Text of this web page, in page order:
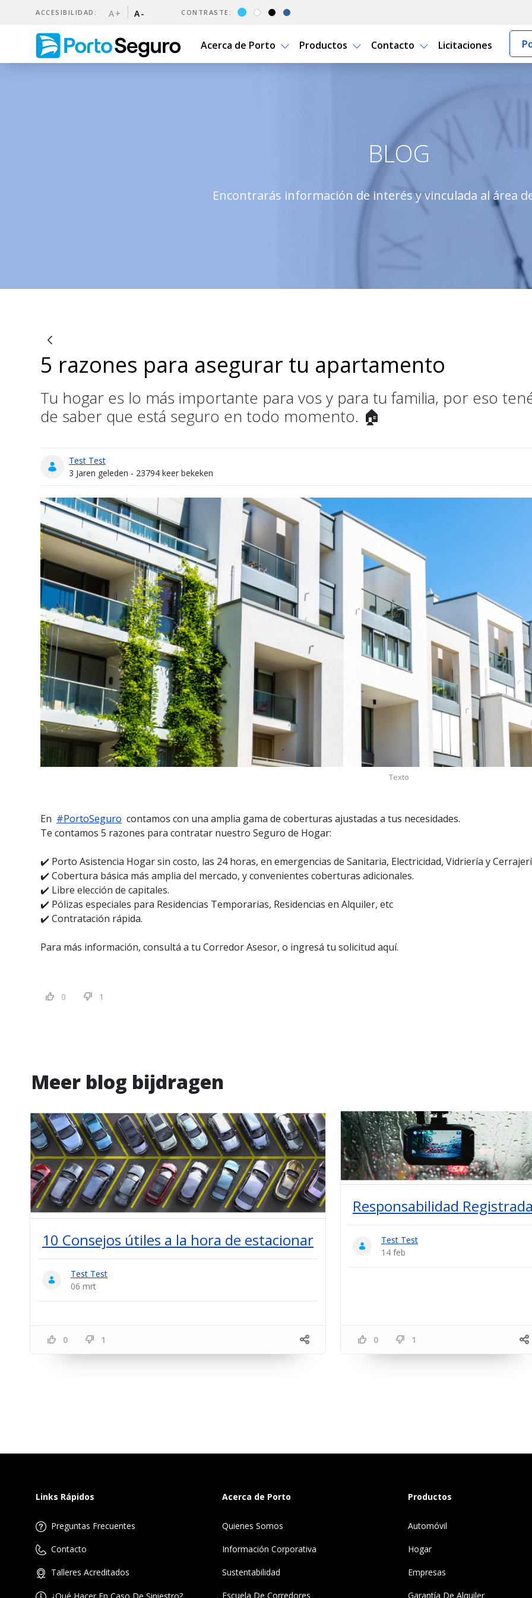
ACCESIBILIDAD: A+ A- CONTRASTE:
Acerca de Porto Productos Contacto Licitaciones
5 razones para asegurar tu apartamento
BLOG
Encontrarás información de interés y vinculada al área
Blogs
5 razones para asegurar tu apartamento
Tu hogar es lo más importante para vos y para tu familia, por eso
de saber que está seguro en todo momento. 🏠
Test Test
Publicatiedatum
3 Jaren geleden - 23794 keer bekeken
Texto
En #PortoSeguro contamos con una amplia gama de coberturas ajustadas a tus necesidades.
Te contamos 5 razones para contratar nuestro Seguro de Hogar:
✔️ Porto Asistencia Hogar sin costo, las 24 horas, en emergencias de Sanitaria, Electricidad, Vidriería y
✔️ Cobertura básica más amplia del mercado, y convenientes coberturas adicionales.
✔️ Libre elección de capitales.
✔️ Pólizas especiales para Residencias Temporarias, Residencias en Alquiler, etc
✔️ Contratación rápida.
Para más información, consultá a tu Corredor Asesor, o ingresá tu solicitud aquí.
0 1
Meer blog bijdragen
10 Consejos útiles a la hora de estacionar
Test Test
06 mrt
0 1
Responsabilidad
Test Test
14 feb
0 1
Links Rápidos
Preguntas Frecuentes
Contacto
Talleres Acreditados
Acerca de Porto
Quienes Somos
Información Corporativa
Sustentabilidad
Escuela De Corredores
Productos
Automóvil
Hogar
Empresas
Garantía De Alquiler